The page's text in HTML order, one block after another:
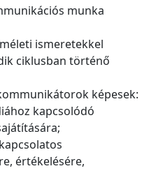
munka
ismeretekkel
ciklusban történő
képesek:
kapcsolódó
értékelésére,